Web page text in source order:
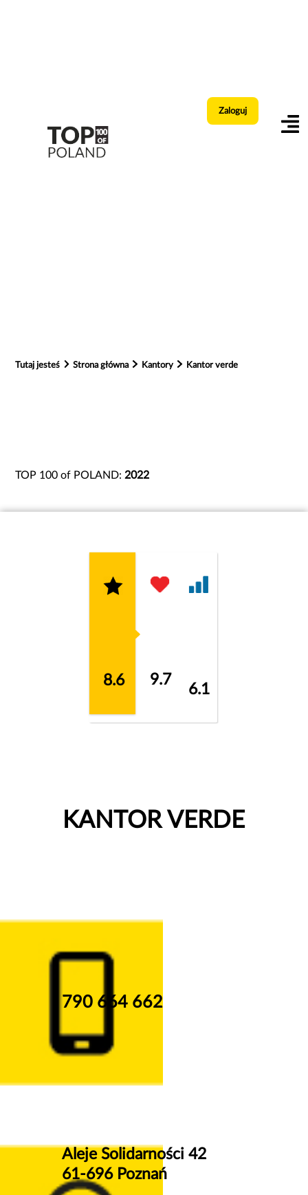
Zaloguj
Tutaj jesteś Strona główna Kantory Kantor verde
TOP 100 of POLAND: 2022
8.6 9.7
6.1
KANTOR VERDE
790 664 662
Aleje Solidarności 42
61-696 Poznań